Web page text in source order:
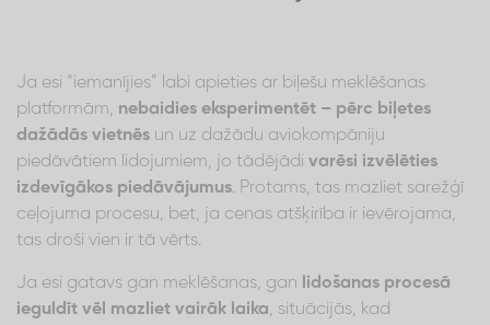
Ja esi “iemanījies” labi apieties ar biļešu meklēšanas
platformām, nebaidies eksperimentēt – pērc biļetes
dažādās vietnēs un uz dažādu aviokompāniju
piedāvātiem lidojumiem, jo tādējādi varēsi izvēlēties
izdevīgākos piedāvājumus. Protams, tas mazliet sarežģī
ceļojuma procesu, bet, ja cenas atšķirība ir ievērojama,
tas droši vien ir tā vērts.
Ja esi gatavs gan meklēšanas, gan
lidošanas procesā
ieguldīt vēl mazliet vairāk laika, situācijās, kad